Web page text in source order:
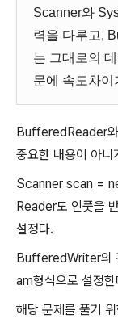
Scanner와
력을 다루고,
는 그대로의
문에 속도차이
BufferedReader
중요한 내용이 아니
Scanner scan =
Reader도 인풋을
설정다.
BufferedWriter의
am형식으로 설정한
해당 문제를 풀기